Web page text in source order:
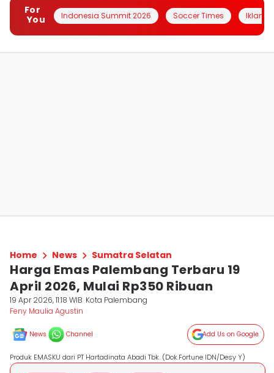
For
You
Indonesia Summit 2026 Soccer Times Iklanin
Home News Sumatra Selatan
Harga Emas Palembang Terbaru 19
April 2026, Mulai Rp350 Ribuan
19 Apr 2026, 11:18 WIB Kota Palembang
Feny Maulia Agustin
News Channel Add Us on Google
Produk EMASKU dari PT Hartadinata Abadi Tbk. (Dok.Fortune IDN/Desy Y)